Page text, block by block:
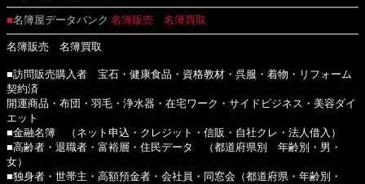
■名簿屋データバンク 名簿販売 名簿買取
名簿販売 名簿買取
■訪問販売購入者 宝石・健康食品・資格教材・呉服・着物・リフォーム
契約済
開運商品・布団・羽毛・浄水器・在宅ワーク・サイドビジネス・美容ダイ
エット
■金融名簿 （ネット申込・クレジット・信販・自社クレ・法人借入）
■高齢者・退職者・富裕層・住民データ （都道府県別 年齢別・男・
女）
■独身者・世帯主・高額預金者・会社員・同窓会（都道府県・年齢別・